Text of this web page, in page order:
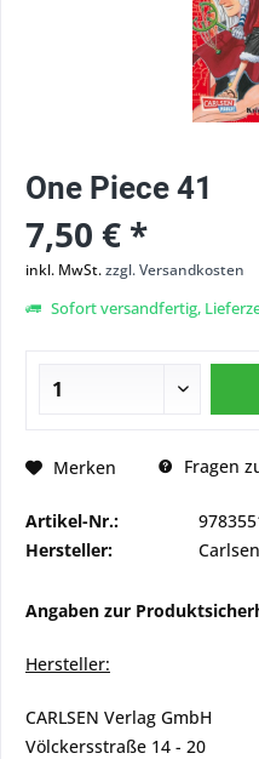
One Piece 41
7,50 € *
inkl. MwSt.zzgl. Versandkosten
Sofort versandfertig,
Merken Fragen
Artikel-Nr.:
Hersteller:
Angaben zur
Hersteller:
CARLSEN Verlag GmbH
Völckersstraße 14 - 20